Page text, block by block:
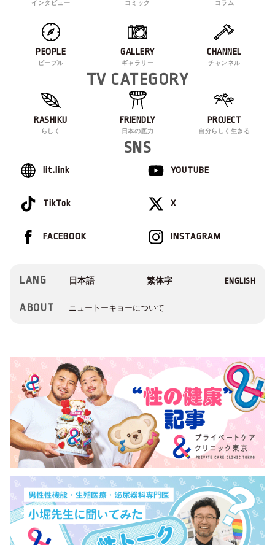
インタビュー コミック コラム
PEOPLE
ピープル
GALLERY
ギャラリー
CHANNEL
チャンネル
TV CATEGORY
RASHIKU
らしく
FRIENDLY
日本の底力
PROJECT
自分らしく生きる
SNS
lit.link YOUTUBE
TikTok X
INSTAGRAM
FACEBOOK
LANG
ABOUT ニュートーキョーについて